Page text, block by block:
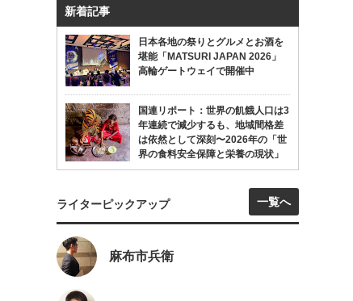
新着記事
日本各地の祭りとグルメとお酒を
堪能「MATSURI JAPAN 2026」
高輪ゲートウェイで開催中
国連リポート：世界の飢餓人口は3
年連続で減少するも、地域間格差
は依然として深刻〜2026年の「世
界の食料安全保障と栄養の現状」
ライターピックアップ 一覧へ
麻布市兵衛